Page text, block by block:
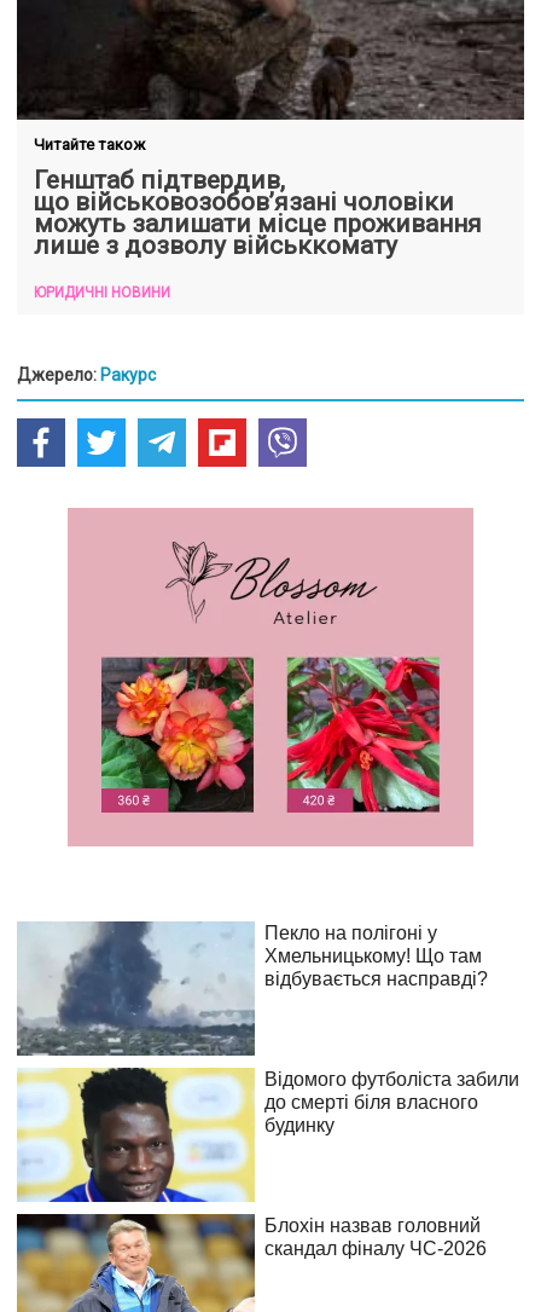
Читайте також
Генштаб підтвердив,
що військовозобов’язані чоловіки
можуть залишати місце проживання
лише з дозволу військкомату
ЮРИДИЧНІ НОВИНИ
Джерело: Ракурс